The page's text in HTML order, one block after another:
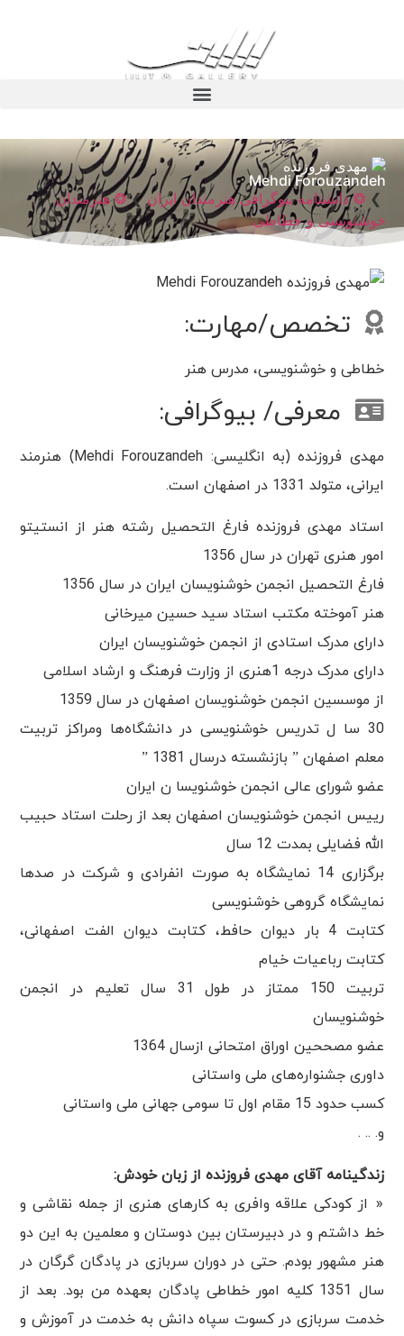
مهدی فروزنده
Mehdi Forouzandeh
❯ ❂ دانشنامه بیوگرافی هنرمندان ایران ❯ ❂ هنرمندان
خوشنویسی و خطاطی
تخصص/مهارت:
خطاطی و خوشنویسی، مدرس هنر
معرفی/ بیوگرافی:
مهدی فروزنده (به انگلیسی: Mehdi Forouzandeh) هنرمند
ایرانی، متولد 1331 در اصفهان است.
استاد مهدی فروزنده فارغ التحصیل رشته هنر از انستیتو
امور هنری تهران در سال 1356
فارغ التحصیل انجمن خوشنویسان ایران در سال 1356
هنر آموخته مکتب استاد سید حسین میرخانی
دارای مدرک استادی از انجمن خوشنویسان ایران
دارای مدرک درجه 1هنری از وزارت فرهنگ و ارشاد اسلامی
از موسسین انجمن خوشنویسان اصفهان در سال 1359
30 سا ل تدریس خوشنویسی در دانشگاه‌ها ومراکز تربیت
معلم اصفهان ” بازنشسته درسال 1381 ”
عضو شورای عالی انجمن خوشنویسا ن ایران
رییس انجمن خوشنویسان اصفهان بعد از رحلت استاد حبیب
الله فضایلی بمدت 12 سال
برگزاری 14 نمایشگاه به صورت انفرادی و شرکت در صدها
نمایشگاه گروهی خوشنویسی
کتابت 4 بار دیوان حافط، کتابت دیوان الفت اصفهانی،
کتابت رباعیات خیام
تربیت 150 ممتاز در طول 31 سال تعلیم در انجمن
خوشنویسان
عضو مصححین اوراق امتحانی ازسال 1364
داوری جشنواره‌های ملی واستانی
کسب حدود 15 مقام اول تا سومی جهانی ملی واستانی
و. .. .
زندگینامه آقای مهدی فروزنده از زبان خودش:
« از کودکی علاقه وافری به کارهای هنری از جمله نقاشی و
خط داشتم و در دبیرستان بین دوستان و معلمین به این دو
هنر مشهور بودم. حتی در دوران سربازی در پادگان گرگان در
سال 1351 کلیه امور خطاطی پادگان بعهده من بود. بعد از
خدمت سربازی در کسوت سپاه دانش به خدمت در آموزش و